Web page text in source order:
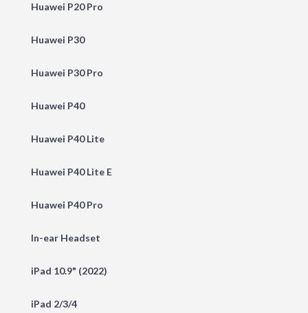
Huawei P20 Pro
Huawei P30
Huawei P30 Pro
Huawei P40
Huawei P40 Lite
Huawei P40 Lite E
Huawei P40 Pro
In-ear Headset
iPad 10.9" (2022)
iPad 2/3/4